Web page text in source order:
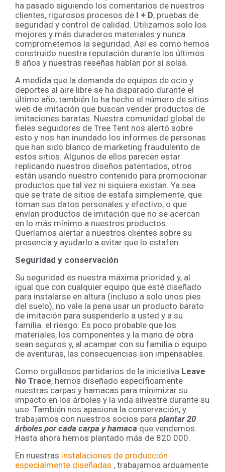
ha pasado siguiendo los comentarios de nuestros
clientes, rigurosos procesos de I + D, pruebas de
seguridad y control de calidad. Utilizamos solo los
mejores y más duraderos materiales y nunca
comprometemos la seguridad. Así es como hemos
construido nuestra reputación durante los últimos
8 años y nuestras reseñas hablan por sí solas.
A medida que la demanda de equipos de ocio y
deportes al aire libre se ha disparado durante el
último año, también lo ha hecho el número de sitios
web de imitación que buscan vender productos de
imitaciones baratas. Nuestra comunidad global de
fieles seguidores de Tree Tent nos alertó sobre
esto y nos han inundado los informes de personas
que han sido blanco de marketing fraudulento de
estos sitios. Algunos de ellos parecen estar
replicando nuestros diseños patentados, otros
están usando nuestro contenido para promocionar
productos que tal vez ni siquiera existan. Ya sea
que se trate de sitios de estafa simplemente, que
toman sus datos personales y efectivo, o que
envían productos de imitación que no se acercan
en lo más mínimo a nuestros productos.
Queríamos alertar a nuestros clientes sobre su
presencia y ayudarlo a evitar que lo estafen.
Seguridad y conservación
Su seguridad es nuestra máxima prioridad y, al
igual que con cualquier equipo que esté diseñado
para instalarse en altura (incluso a solo unos pies
del suelo), no vale la pena usar un producto barato
de imitación para suspenderlo a usted y a su
familia. el riesgo. Es poco probable que los
materiales, los componentes y la mano de obra
sean seguros y, al acampar con su familia o equipo
de aventuras, las consecuencias son impensables.
Como orgullosos partidarios de la iniciativa Leave
No Trace, hemos diseñado específicamente
nuestras carpas y hamacas para minimizar su
impacto en los árboles y la vida silvestre durante su
uso. También nos apasiona la conservación, y
trabajamos con nuestros socios para plantar 20
árboles por cada carpa y hamaca que vendemos.
Hasta ahora hemos plantado más de 820.000.
En nuestras instalaciones de producción
especialmente diseñadas , trabajamos arduamente